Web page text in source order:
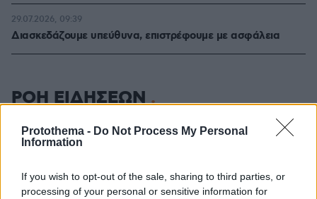
Protothema - Do Not Process My Personal
Information
If you wish to opt-out of the sale, sharing to third parties, or
processing of your personal or sensitive information for
Διασκεδάζουμε υπεύθυνα, επιστρέφουμε με ασφάλεια
29.07.2026, 09:39
ΡΟΗ ΕΙΔΗΣΕΩΝ
Ειδήσεις Δημοφιλή Σχολιασμένα
Πέθανε σε ηλικία 26 ετών η influencer Σίντνεϊ Τάουλ
έπειτα από τριετή μάχη με σπάνια μορφή καρκίνου